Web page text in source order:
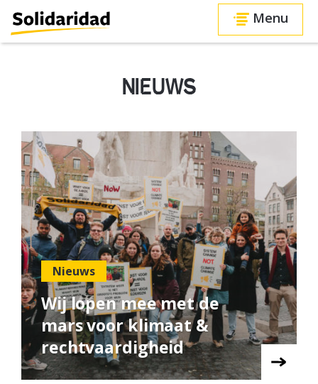
Menu
NIEUWS
Nieuws
Wij lopen mee met de
mars voor klimaat &
rechtvaardigheid